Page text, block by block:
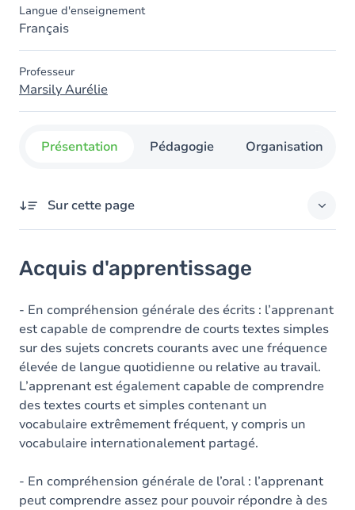
Langue d'enseignement
Français
Professeur
Marsily Aurélie
Présentation Pédagogie Organisation
Sur cette page
Objectifs
Contenu
Exercices
Acquis d'apprentissage
- En compréhension générale des écrits : l’apprenant
est capable de comprendre de courts textes simples
sur des sujets concrets courants avec une fréquence
élevée de langue quotidienne ou relative au travail.
L’apprenant est également capable de comprendre
des textes courts et simples contenant un
vocabulaire extrêmement fréquent, y compris un
vocabulaire internationalement partagé.
- En compréhension générale de l’oral : l’apprenant
peut comprendre assez pour pouvoir répondre à des